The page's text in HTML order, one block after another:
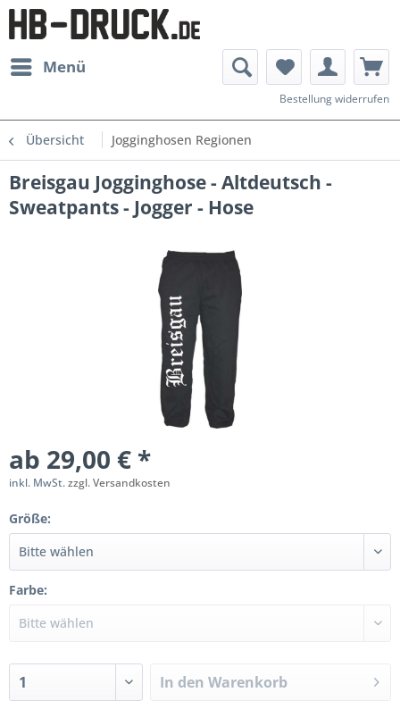
Menü
Bestellung widerrufen
Übersicht Jogginghosen Regionen
Breisgau Jogginghose - Altdeutsch -
Sweatpants - Jogger - Hose
ab 29,00 € *
inkl. MwSt.zzgl. Versandkosten
Größe:
Farbe:
In den Warenkorb